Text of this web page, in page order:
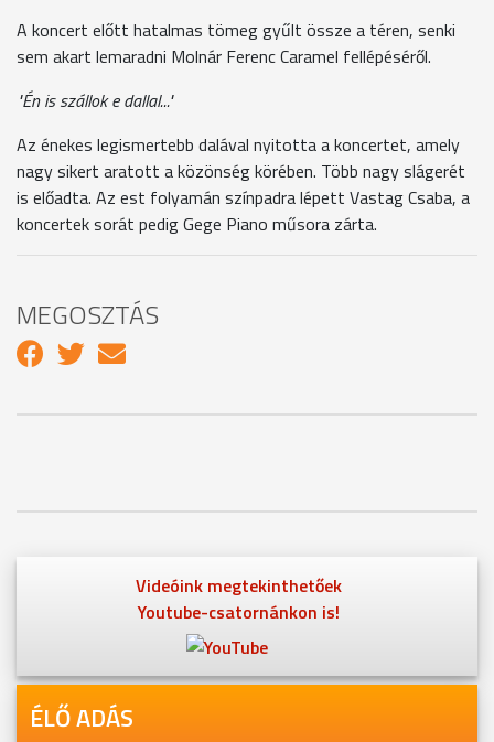
A koncert előtt hatalmas tömeg gyűlt össze a téren, senki
sem akart lemaradni Molnár Ferenc Caramel fellépéséről.
"Én is szállok e dallal..."
Az énekes legismertebb dalával nyitotta a koncertet, amely
nagy sikert aratott a közönség körében. Több nagy slágerét
is előadta. Az est folyamán színpadra lépett Vastag Csaba, a
koncertek sorát pedig Gege Piano műsora zárta.
MEGOSZTÁS
Videóink megtekinthetőek
Youtube-csatornánkon is!
ÉLŐ ADÁS